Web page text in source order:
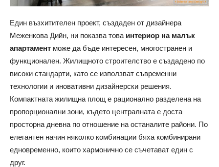
Един възхитителен проект, създаден от дизайнера
Меженкова Дийн, ни показва това интериор на малък
апартамент може да бъде интересен, многостранен и
функционален. Жилищното строителство е създадено по
високи стандарти, като се използват съвременни
технологии и иновативни дизайнерски решения.
Компактната жилищна площ е рационално разделена на
пропорционални зони, където централната е доста
просторна дневна по отношение на останалите райони. По
елегантен начин няколко комбинации бяха комбинирани
едновременно, които хармонично се съчетават един с
друг.